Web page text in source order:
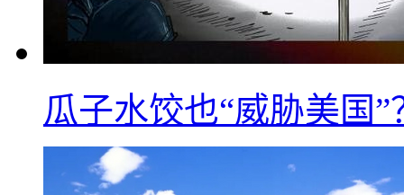
瓜子水饺也“威胁美国”